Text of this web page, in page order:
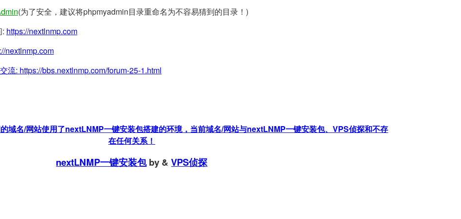
(为了安全，建议将phpmyadmin目录重命名为不容易猜到的目录！)
: https://nextlnmp.com
nextlnmp.com
流: https://bbs.nextlnmp.com/forum-25-1.html
域名/网站使用了nextLNMP一键安装包搭建的环境，当前域名/网站与nextLNMP一键安装包、VPS侦探和不存
在任何关系！
nextLNMP一键安装包by &VPS侦探